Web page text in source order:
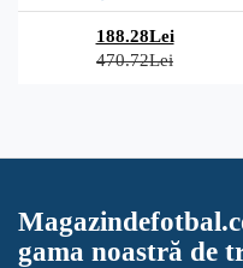
188.28Lei
470.72Lei
gama noastră de